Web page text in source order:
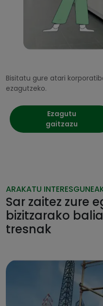
Bisitatu gure atari
ezagutzeko.
Ezagutu
gaitzazu
ARAKATU
Sar zaitez zure
bizitzarako
tresnak